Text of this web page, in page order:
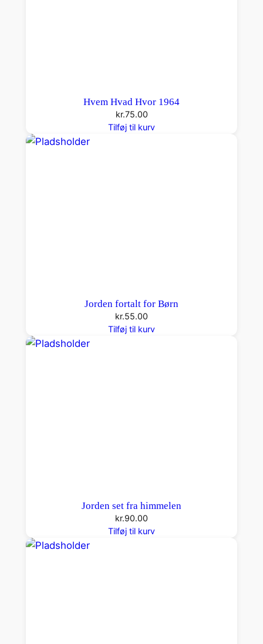
Hvem Hvad Hvor 1964
kr.75.00
Tilføj til kurv
Jorden fortalt for Børn
kr.55.00
Tilføj til kurv
Jorden set fra himmelen
kr.90.00
Tilføj til kurv